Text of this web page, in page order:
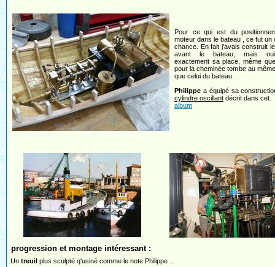
Pour ce qui est du
moteur dans le bateau , ce fut un
chance. En fait j'avais construit
avant le bateau, mais
exactement sa place, même
pour la cheminée tombe au
que celui du bateau .
Philippe a équipé sa
cylindre oscillant décrit dans cet
album
progression et montage intéressant :
Un treuil plus sculpté q'usiné comme le note Philippe ...